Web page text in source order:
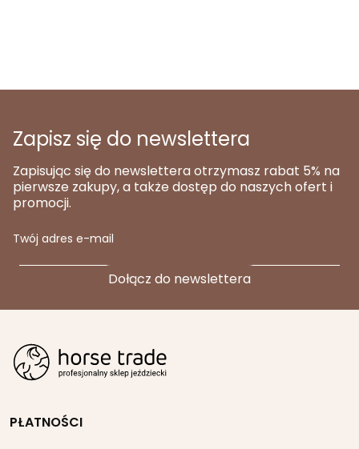
Zapisz się do newslettera
Zapisując się do newslettera otrzymasz rabat 5% na
pierwsze zakupy, a także dostęp do naszych ofert i
promocji.
Twój adres e-mail
PŁATNOŚCI